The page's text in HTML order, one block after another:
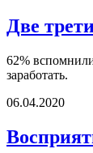
Две
62%
заработать.
06.04.2020